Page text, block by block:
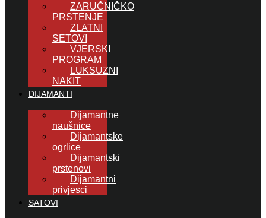
ZARUČNIČKO
PRSTENJE
ZLATNI
SETOVI
VJERSKI
PROGRAM
LUKSUZNI
NAKIT
DIJAMANTI
Dijamantne
naušnice
Dijamantske
ogrlice
Dijamantski
prstenovi
Dijamantni
privjesci
SATOVI